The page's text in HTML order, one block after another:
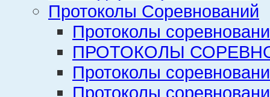
Протоколы Соревнований
Протоколы
ПРОТОКОЛЫ
Протоколы
Протоколы